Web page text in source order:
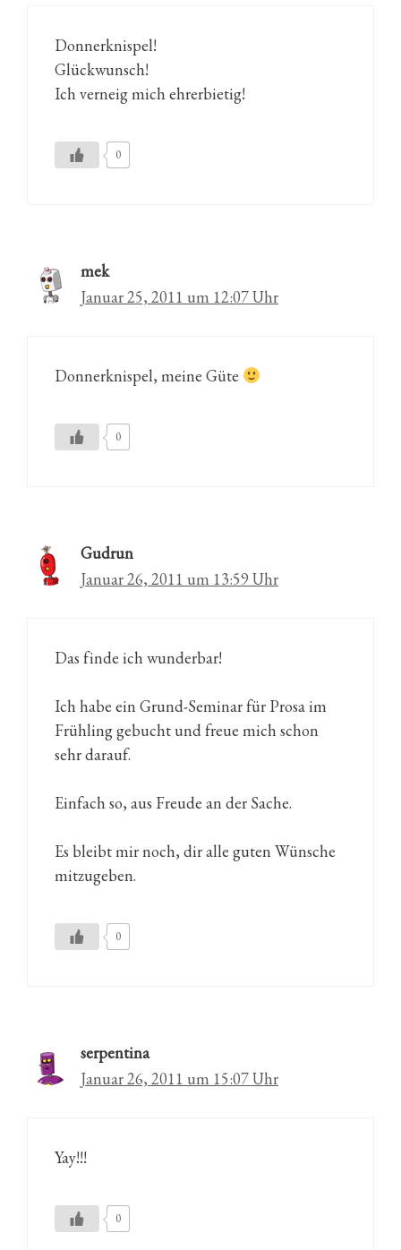
Donnerknispel!
Glückwunsch!
Ich verneig mich ehrerbietig!
0
mek
Januar 25, 2011 um 12:07 Uhr
Donnerknispel, meine Güte
0
Gudrun
Januar 26, 2011 um 13:59 Uhr
Das finde ich wunderbar!
Ich habe ein Grund-Seminar für Prosa im
Frühling gebucht und freue mich schon
sehr darauf.
Einfach so, aus Freude an der Sache.
Es bleibt mir noch, dir alle guten Wünsche
mitzugeben.
0
serpentina
Januar 26, 2011 um 15:07 Uhr
Yay!!!
0